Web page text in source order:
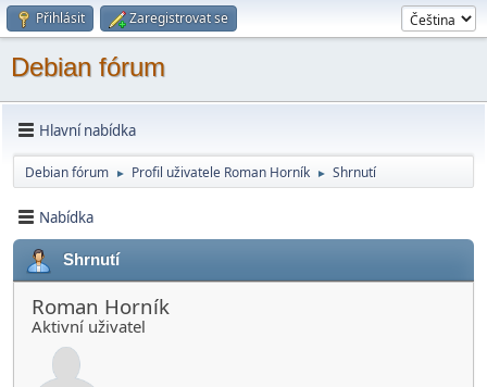
Přihlásit Zaregistrovat se
Debian fórum
Hlavní nabídka
Debian fórum ► Profil uživatele Roman Horník ► Shrnutí
Nabídka
Shrnutí
Roman Horník
Aktivní­ uživatel